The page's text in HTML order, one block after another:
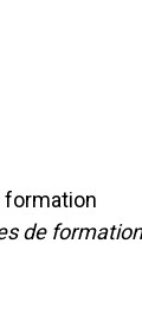
formation
de